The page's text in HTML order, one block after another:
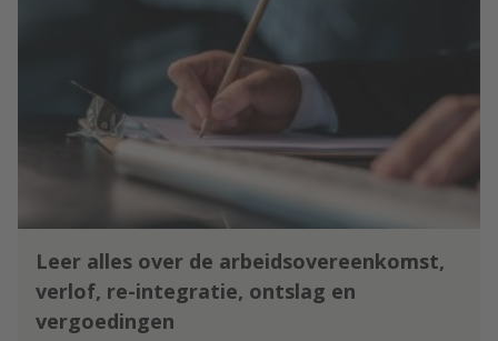
Leer alles over de arbeidsovereenkomst,
verlof, re-integratie, ontslag en
vergoedingen